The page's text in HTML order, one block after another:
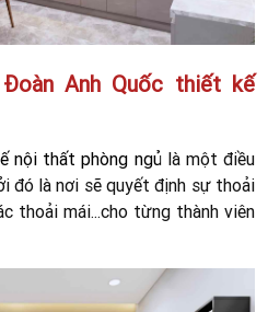
Anh Quốc thiết kế
nội thất phòng ngủlà một điều
đó là nơi sẽ quyết định sự thoải
thoải mái...cho từng thành viên